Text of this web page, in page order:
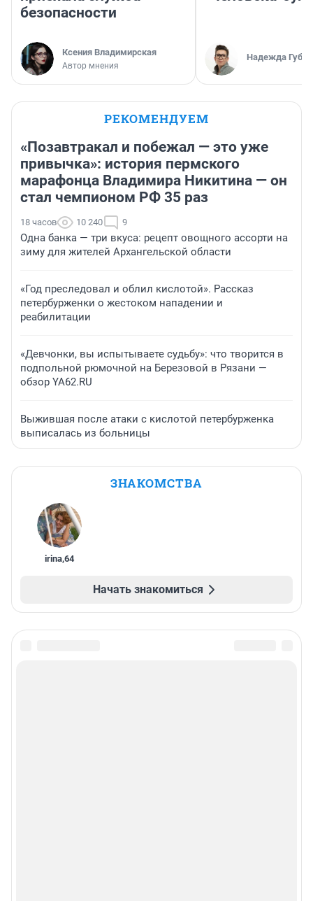
безопасности
Ксения Владимирская
Автор мнения
Надежда
РЕКОМЕНДУЕМ
«Позавтракал и побежал — это уже
привычка»: история пермского
марафонца Владимира Никитина — он
стал чемпионом РФ 35 раз
18 часов 10 240 9
Одна банка — три вкуса: рецепт овощного ассорти на
зиму для жителей Архангельской области
«Год преследовал и облил кислотой». Рассказ
петербурженки о жестоком нападении и
реабилитации
«Девчонки, вы испытываете судьбу»: что творится в
подпольной рюмочной на Березовой в Рязани —
обзор YA62.RU
Выжившая после атаки с кислотой петербурженка
выписалась из больницы
ЗНАКОМСТВА
irina,64
Начать знакомиться